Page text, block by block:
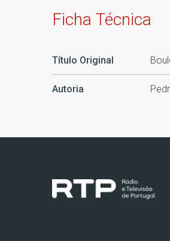
Ficha Técnica
Título Original
Autoria